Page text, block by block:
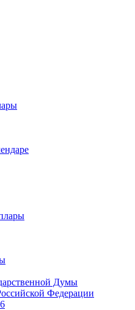
Думы
Федерации